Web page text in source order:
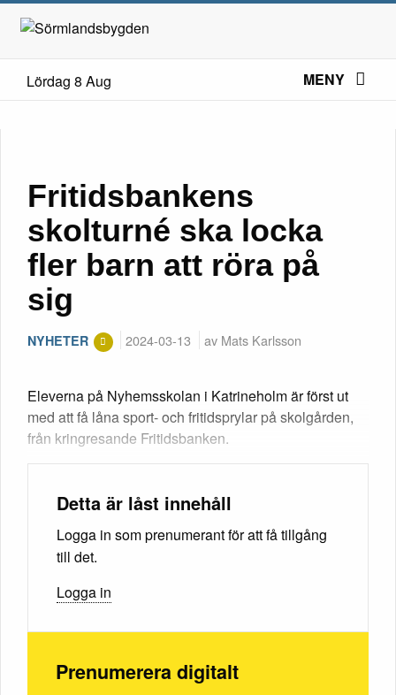
Lördag 8 Aug MENY
Fritidsbankens
skolturné ska locka
fler barn att röra på
sig
NYHETER 2024-03-13 av Mats Karlsson
Eleverna på Nyhemsskolan i Katrineholm är först ut
med att få låna sport- och fritidsprylar på skolgården,
från kringresande Fritidsbanken.
Detta är låst innehåll
Logga in som prenumerant för att få tillgång
till det.
Logga in
Prenumerera digitalt